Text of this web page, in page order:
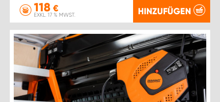
118 €
EXKL. 17 % MWST. HINZUFÜGEN